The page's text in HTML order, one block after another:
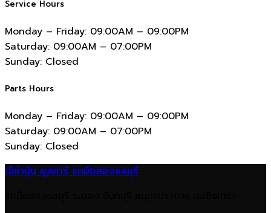
Service Hours
Monday – Friday: 09:00AM – 09:00PM
Saturday: 09:00AM – 07:00PM
Sunday: Closed
Parts Hours
Monday – Friday: 09:00AM – 09:00PM
Saturday: 09:00AM – 07:00PM
Sunday: Closed
เจ๊คำปุ่น ยูสคาร์ รถมือสองชลบุรี